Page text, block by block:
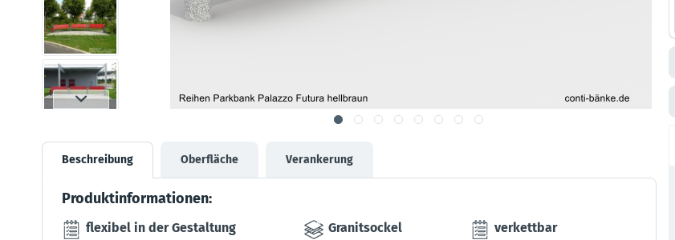
Beschreibung Oberfläche Verankerung
Produktinformationen:
flexibel in der Gestaltung Granitsockel verkettbar